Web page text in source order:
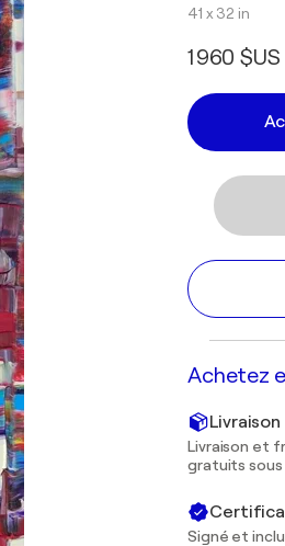
41 x 32 in
1 960 $US
Achetez
Livraison et
gratuits sous
Signé et